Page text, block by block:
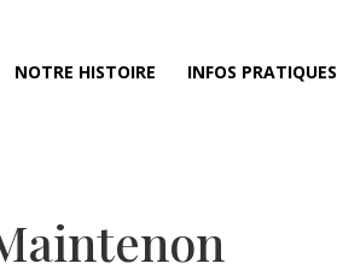
NOTRE HISTOIRE INFOS PRATIQUES